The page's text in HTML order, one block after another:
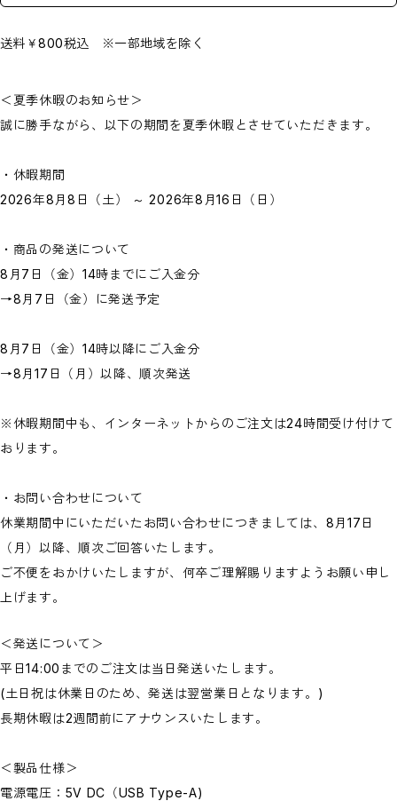
送料￥800税込 ※一部地域を除く
＜夏季休暇のお知らせ＞
誠に勝手ながら、以下の期間を夏季休暇とさせていただきます。
・休暇期間
2026年8月8日（土） ～ 2026年8月16日（日）
・商品の発送について
8月7日（金）14時までにご入金分
→8月7日（金）に発送予定
8月7日（金）14時以降にご入金分
→8月17日（月）以降、順次発送
※休暇期間中も、インターネットからのご注文は24時間受け付けて
おります。
・お問い合わせについて
休業期間中にいただいたお問い合わせにつきましては、8月17日
（月）以降、順次ご回答いたします。
ご不便をおかけいたしますが、何卒ご理解賜りますようお願い申し
上げます。
＜発送について＞
平日14:00までのご注文は当日発送いたします。
(土日祝は休業日のため、発送は翌営業日となります。)
長期休暇は2週間前にアナウンスいたします。
＜製品仕様＞
電源電圧：5V DC（USB Type-A)